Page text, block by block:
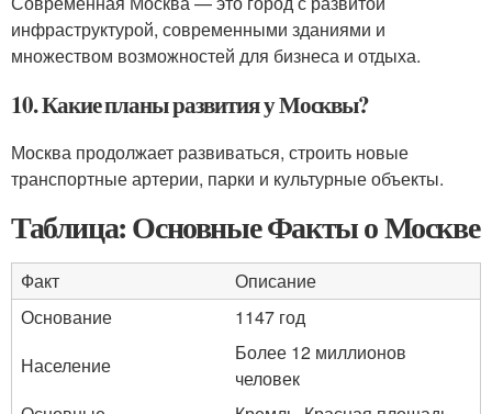
инфраструктурой, современными зданиями и
множеством возможностей для бизнеса и отдыха.
10. Какие планы развития у Москвы?
Москва продолжает развиваться, строить новые
транспортные артерии, парки и культурные объекты.
Таблица: Основные Факты о Москве
Факт
Описание
Основание
1147 год
Население
Более 12 миллионов
человек